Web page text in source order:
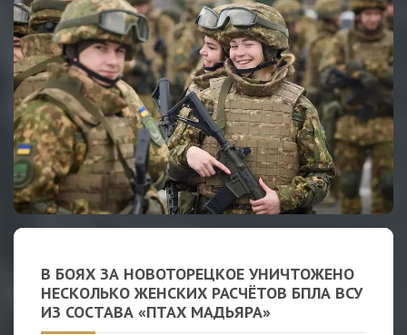
В БОЯХ ЗА НОВОТОРЕЦКОЕ УНИЧТОЖЕНО
НЕСКОЛЬКО ЖЕНСКИХ РАСЧЁТОВ БПЛА ВСУ
ИЗ СОСТАВА «ПТАХ МАДЬЯРА»